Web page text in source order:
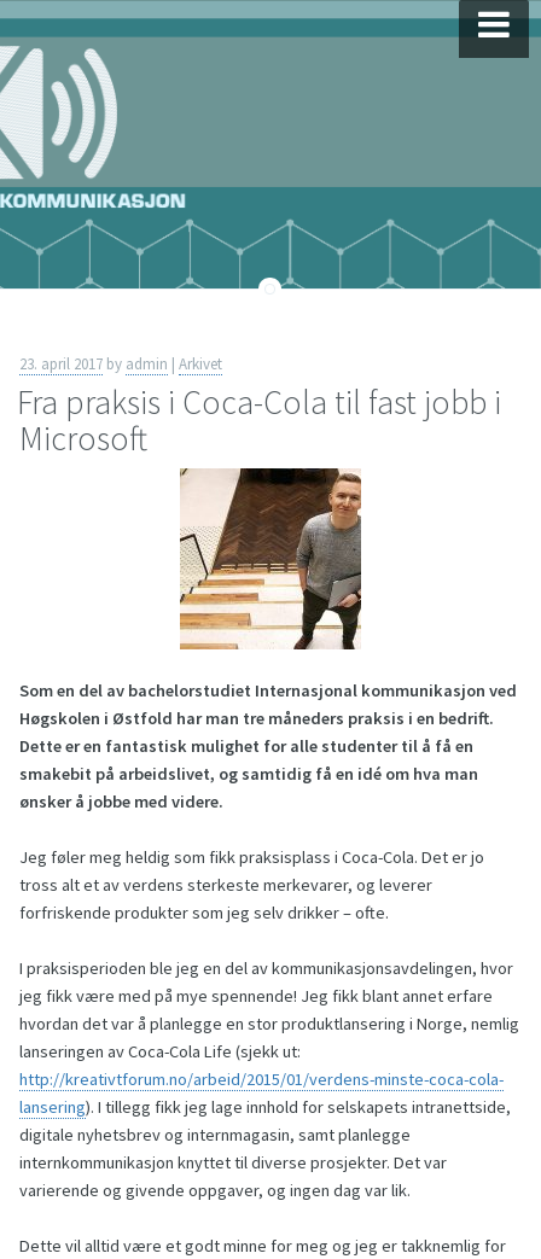
Skip
to
content
23. april 2017 by admin | Arkivet
Fra praksis i Coca-Cola til fast jobb i
Microsoft
Som en del av bachelorstudiet Internasjonal kommunikasjon ved
Høgskolen i Østfold har man tre måneders praksis i en bedrift.
Dette er en fantastisk mulighet for alle studenter til å få en
smakebit på arbeidslivet, og samtidig få en idé om hva man
ønsker å jobbe med videre.
Jeg føler meg heldig som fikk praksisplass i Coca-Cola. Det er jo
tross alt et av verdens sterkeste merkevarer, og leverer
forfriskende produkter som jeg selv drikker – ofte.
I praksisperioden ble jeg en del av kommunikasjonsavdelingen, hvor
jeg fikk være med på mye spennende! Jeg fikk blant annet erfare
hvordan det var å planlegge en stor produktlansering i Norge, nemlig
lanseringen av Coca-Cola Life (sjekk ut:
http://kreativtforum.no/arbeid/2015/01/verdens-minste-coca-cola-
lansering). I tillegg fikk jeg lage innhold for selskapets intranettside,
digitale nyhetsbrev og internmagasin, samt planlegge
internkommunikasjon knyttet til diverse prosjekter. Det var
varierende og givende oppgaver, og ingen dag var lik.
Dette vil alltid være et godt minne for meg og jeg er takknemlig for